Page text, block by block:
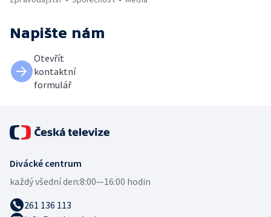
Napište nám
Otevřít
kontaktní
formulář
Divácké centrum
každý všední den:8:00—16:00 hodin
261 136 113